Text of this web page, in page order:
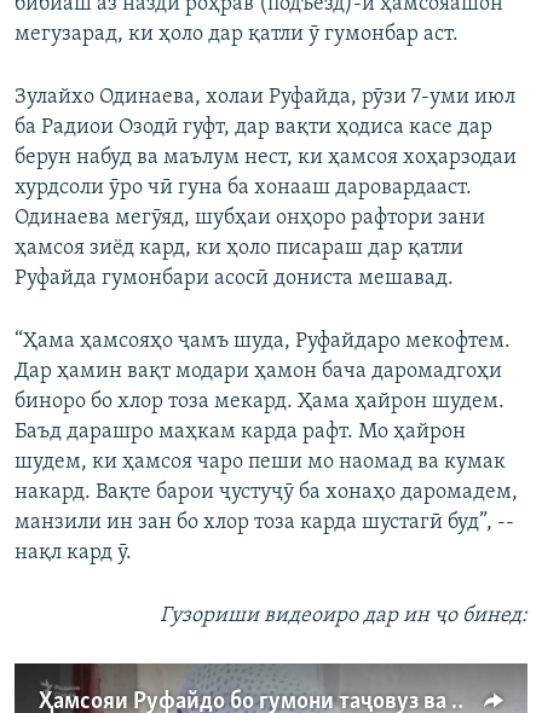
мегузарад, ки ҳоло дар қатли ӯ гумонбар аст.
Зулайхо Одинаева, холаи Руфайда, рӯзи 7-уми июл
ба Радиои Озодӣ гуфт, дар вақти ҳодиса касе дар
берун набуд ва маълум нест, ки ҳамсоя хоҳарзодаи
хурдсоли ӯро чӣ гуна ба хонааш даровардааст.
Одинаева мегӯяд, шубҳаи онҳоро рафтори зани
ҳамсоя зиёд кард, ки ҳоло писараш дар қатли
Руфайда гумонбари асосӣ дониста мешавад.
“Ҳама ҳамсояҳо ҷамъ шуда, Руфайдаро мекофтем.
Дар ҳамин вақт модари ҳамон бача даромадгоҳи
биноро бо хлор тоза мекард. Ҳама ҳайрон шудем.
Баъд дарашро маҳкам карда рафт. Мо ҳайрон
шудем, ки ҳамсоя чаро пеши мо наомад ва кумак
накард. Вақте барои ҷустуҷӯ ба хонаҳо даромадем,
манзили ин зан бо хлор тоза карда шустагӣ буд”, --
нақл кард ӯ.
Гузориши видеоиро дар ин ҷо бинед:
Ҳамсояи Руфайдо бо гумони таҷовуз ва қатли ӯ боздошт шудааст